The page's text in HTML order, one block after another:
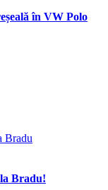
în VW Polo
Bradu!